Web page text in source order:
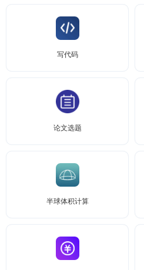
写代码
论文选题
半球体积计算